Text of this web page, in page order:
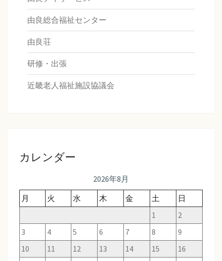
由良総合福祉センター
由良荘
研修・出張
近畿老人福祉施設協議会
カレンダー
2026年8月
月
火 水 木 金 土
日
1
2
3
4 5 6 7 8
9
10
11 12 13 14 15
16